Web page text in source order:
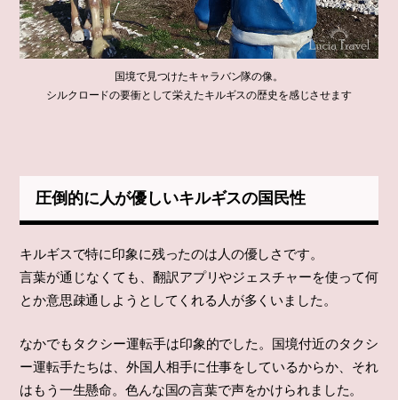
国境で見つけたキャラバン隊の像。
シルクロードの要衝として栄えたキルギスの歴史を感じさせます
圧倒的に人が優しいキルギスの国民性
キルギスで特に印象に残ったのは人の優しさです。
言葉が通じなくても、翻訳アプリやジェスチャーを使って何
とか意思疎通しようとしてくれる人が多くいました。
なかでもタクシー運転手は印象的でした。国境付近のタクシ
ー運転手たちは、外国人相手に仕事をしているからか、それ
はもう一生懸命。色んな国の言葉で声をかけられました。